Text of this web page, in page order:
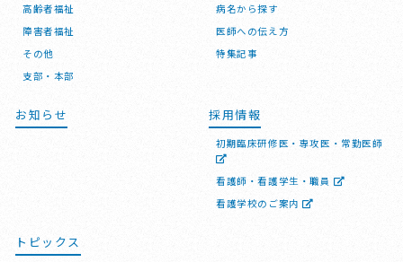
高齢者福祉
障害者福祉
その他
支部・本部
病名から探す
医師への伝え方
特集記事
お知らせ 採用情報
初期臨床研修医・専攻医・常勤医師
看護師・看護学生・職員
看護学校のご案内
トピックス